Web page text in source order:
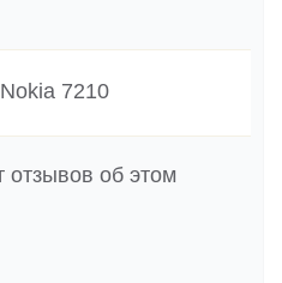
Nokia 7210
отзывов об этом